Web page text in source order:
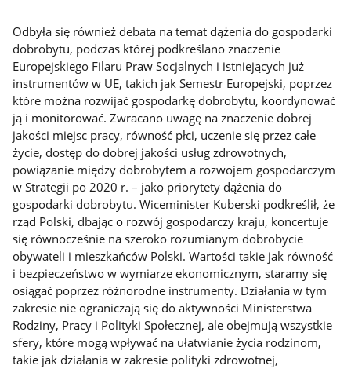
Odbyła się również debata na temat dążenia do gospodarki
dobrobytu, podczas której podkreślano znaczenie
Europejskiego Filaru Praw Socjalnych i istniejących już
instrumentów w UE, takich jak Semestr Europejski, poprzez
które można rozwijać gospodarkę dobrobytu, koordynować
ją i monitorować. Zwracano uwagę na znaczenie dobrej
jakości miejsc pracy, równość płci, uczenie się przez całe
życie, dostęp do dobrej jakości usług zdrowotnych,
powiązanie między dobrobytem a rozwojem gospodarczym
w Strategii po 2020 r. – jako priorytety dążenia do
gospodarki dobrobytu. Wiceminister Kuberski podkreślił, że
rząd Polski, dbając o rozwój gospodarczy kraju, koncertuje
się równocześnie na szeroko rozumianym dobrobycie
obywateli i mieszkańców Polski. Wartości takie jak równość
i bezpieczeństwo w wymiarze ekonomicznym, staramy się
osiągać poprzez różnorodne instrumenty. Działania w tym
zakresie nie ograniczają się do aktywności Ministerstwa
Rodziny, Pracy i Polityki Społecznej, ale obejmują wszystkie
sfery, które mogą wpływać na ułatwianie życia rodzinom,
takie jak działania w zakresie polityki zdrowotnej,